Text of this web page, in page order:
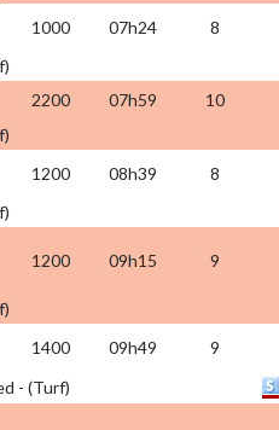
1000 07h24
8
2200 07h59
10
1200 08h39
8
1200 09h15 9
1400 09h49
9
- (Turf)